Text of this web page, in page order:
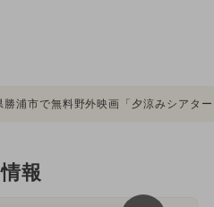
勝浦市で無料野外映画「夕涼みシアタ
報